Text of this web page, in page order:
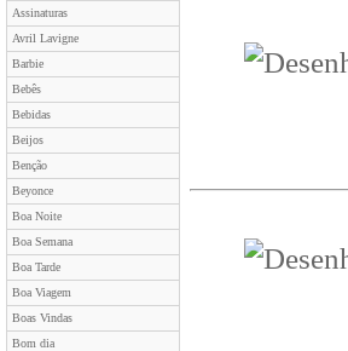
Assinaturas
Avril Lavigne
Barbie
Bebês
Bebidas
Beijos
Benção
Beyonce
Boa Noite
Boa Semana
Boa Tarde
Boa Viagem
Boas Vindas
Bom dia